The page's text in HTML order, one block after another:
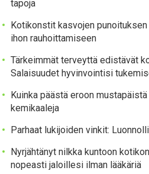
tapoja
Kotikonstit kasvojen
ihon rauhoittamiseen
Tärkeimmät terveyttä edistävät
Salaisuudet hyvinvointisi
Kuinka päästä eroon
kemikaaleja
Parhaat lukijoiden vinkit:
Nyrjähtänyt nilkka kuntoon
nopeasti jaloillesi ilman lääkäriä